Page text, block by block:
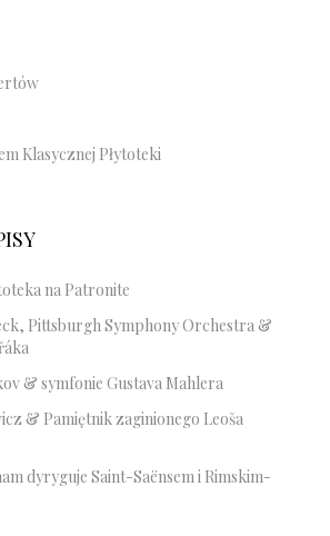
Klasycznej Płytoteki
na Patronite
Pittsburgh Symphony Orchestra &
& symfonie Gustava Mahlera
& Pamiętnik zaginionego Leoša
dyryguje Saint-Saënsem i Rimskim-